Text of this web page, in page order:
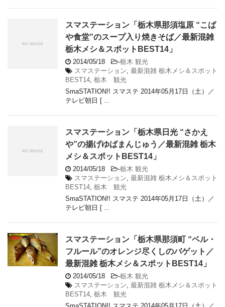
スマステーション「栃木県那須塩原 “こば
や食堂”のスープ入り焼きそば／最新混雑
栃木メシ＆スポットBEST14」
2014/05/18 -栃木 観光
スマステーション 最新混雑 栃木メシ＆スポット
BEST14 栃木 観光
SmaSTATION!! スマステ 2014年05月17日（土）／
テレビ朝日 [ ...
スマステーション「栃木県日光 “さかえ
や”の揚げゆばまんじゅう／最新混雑 栃木
メシ＆スポットBEST14」
2014/05/18 -栃木 観光
スマステーション 最新混雑 栃木メシ＆スポット
BEST14 栃木 観光
SmaSTATION!! スマステ 2014年05月17日（土）／
テレビ朝日 [ ...
スマステーション「栃木県那須町 “ベル・
フルール”のオレンジ尽くしのバゲット／
最新混雑 栃木メシ＆スポットBEST14」
2014/05/18 -栃木 観光
スマステーション 最新混雑 栃木メシ＆スポット
BEST14 栃木 観光